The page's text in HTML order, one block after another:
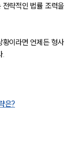
략적인 법률 조력을
이라면 언제든 형사
은?